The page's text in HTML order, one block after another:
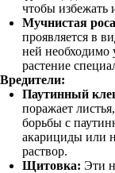
чтобы избежать
Мучнистая
проявляется в
ней необходимо
растение
Вредители:
Паутинный
поражает
борьбы с
акарициды или
раствор.
Щитовка: Эти